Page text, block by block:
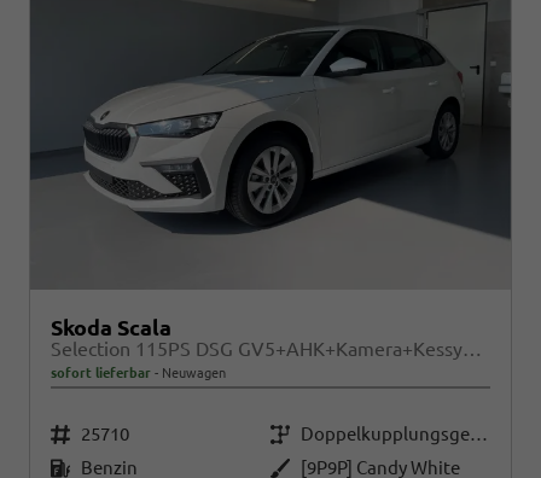
Skoda Scala
Selection 115PS DSG GV5+AHK+Kamera+Kessy+PDC+Sitzheiz+Alu16+Climatronic
sofort lieferbar Neuwagen
Fahrzeugnr. 25710 Getriebe
Doppelkupplungsgetriebe (DSG)
Kraftstoff Benzin Außenfarbe
[9P9P] Candy White